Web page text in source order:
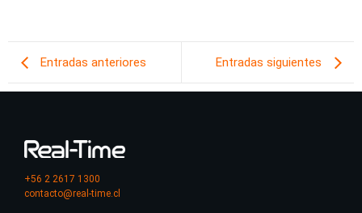
Entradas anteriores Entradas siguientes
+56 2 2617 1300
contacto@real-time.cl